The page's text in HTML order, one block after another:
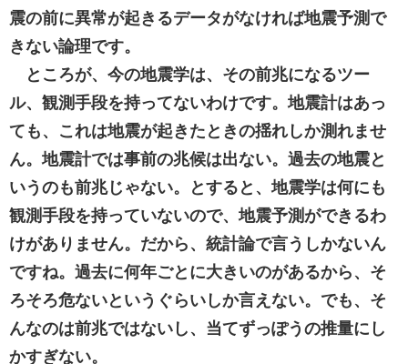
震の前に異常が起きるデータがなければ地震予測で
きない論理です。
ところが、今の地震学は、その前兆になるツー
ル、観測手段を持ってないわけです。地震計はあっ
ても、これは地震が起きたときの揺れしか測れませ
ん。地震計では事前の兆候は出ない。過去の地震と
いうのも前兆じゃない。とすると、地震学は何にも
観測手段を持っていないので、地震予測ができるわ
けがありません。だから、統計論で言うしかないん
ですね。過去に何年ごとに大きいのがあるから、そ
ろそろ危ないというぐらいしか言えない。でも、そ
んなのは前兆ではないし、当てずっぽうの推量にし
かすぎない。